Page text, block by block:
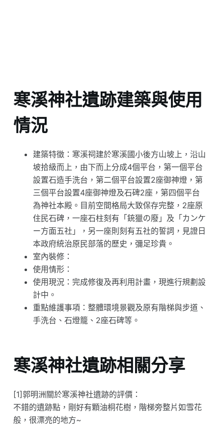
寒溪神社遺跡建築與使用
情況
建築特徵：寒溪祠建於寒溪國小後方山坡上，沿山
坡拾級而上，由下而上分成4個平台，第一個平台
設置石造手洗台，第二個平台設置2座御神燈，第
三個平台設置4座御神燈及石碑2座，第四個平台
為神社本殿。目前空間格局大致保存完整，2座原
住民石碑，一座石柱刻有「銃獵の廢」及「カンケ
ー方面五社」，另一座則刻有五社的誓詞，見證日
本政府統治原民部落的歷史，彌足珍貴。
室內裝修：
使用情形：
使用現況：完成修復及再利用計畫，現進行規劃設
計中。
重點維護事項：整體環境景觀及原有階梯與步道、
手洗台、石燈籠、2座石碑等。
寒溪神社遺跡相關分享
[1]郭明洲關於寒溪神社遺跡的評價：
不錯的遺跡點，剛好有顆油桐花樹，階梯旁整片如雪花
般，很漂亮的地方~